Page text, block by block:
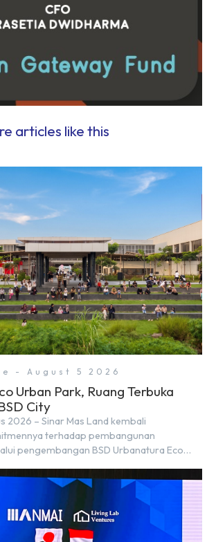
articles like this
- August 5 2026
Urban Park, Ruang Terbuka
City
2026 – Sinar Mas Land kembali
terhadap pembangunan
pengembangan BSD Urbanatura Eco
1,5 km yang dikelilingi lanskap tropis
ini merupakan bagian dari upaya
[…]